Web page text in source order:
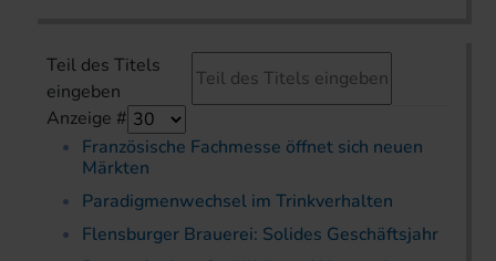
Teil des Titels
eingeben
Anzeige #
Französische Fachmesse öffnet sich neuen
Märkten
Paradigmenwechsel im Trinkverhalten
Flensburger Brauerei: Solides Geschäftsjahr